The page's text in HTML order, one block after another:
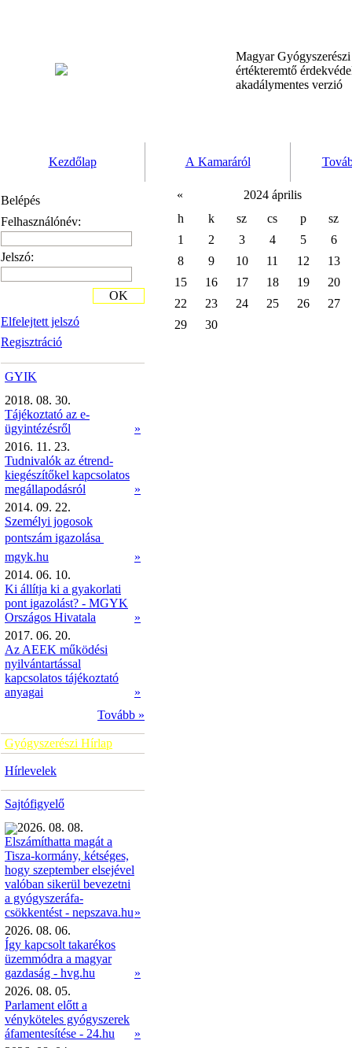
Magyar
értékteremtő
akadálymentes verzió
Kezdőlap A Kamaráról
Belépés
Felhasználónév:
Jelszó:
Elfelejtett jelszó
Regisztráció
OK
GYIK
2018. 08. 30.
Tájékoztató az e-
ügyintézésről
»
2016. 11. 23.
Tudnivalók az étrend-
kiegészítőkel kapcsolatos
megállapodásról
»
2014. 09. 22.
Személyi jogosok
pontszám igazolása 
mgyk.hu
»
2014. 06. 10.
Ki állítja ki a gyakorlati
pont igazolást? - MGYK
Országos Hivatala
»
2017. 06. 20.
Az AEEK működési
nyilvántartással
kapcsolatos tájékoztató
anyagai
»
Tovább »
Gyógyszerészi Hírlap
Hírlevelek
Sajtófigyelő
2026. 08. 08.
Elszámíthatta magát a
Tisza-kormány, kétséges,
hogy szeptember elsejével
valóban sikerül bevezetni
a gyógyszeráfa-
csökkentést - nepszava.hu»
2026. 08. 06.
Így kapcsolt takarékos
üzemmódra a magyar
gazdaság - hvg.hu
»
2026. 08. 05.
Parlament előtt a
vényköteles gyógyszerek
áfamentesítése - 24.hu
»
«
2024 április
h
k sz cs p
sz
1
2 3 4 5
6
8
9 10 11 12
13
15
16 17 18 19
20
22
23 24 25 26
27
29
30